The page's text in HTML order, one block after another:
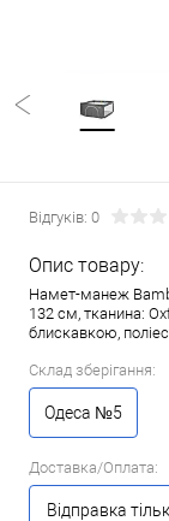
Відгуків: 0
Опис товару:
Намет-манеж
132 см, тканина:
блискавкою,
Склад зберігання:
Одеса №5
Доставка/Оплата:
Відправка